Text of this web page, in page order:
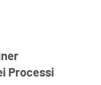
Processi